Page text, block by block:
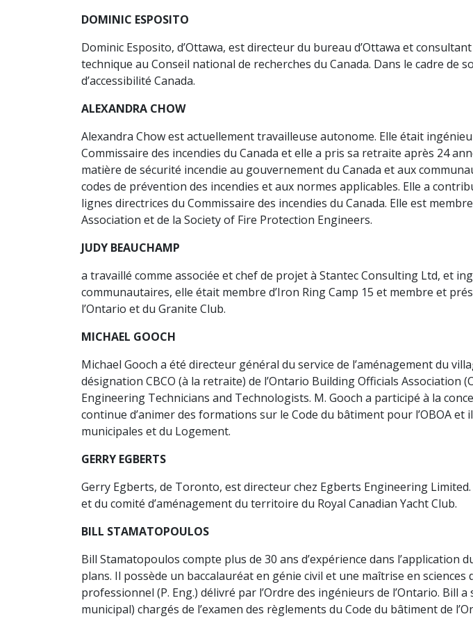
DOMINIC ESPOSITO
Dominic Esposito, d’Ottawa, est directeur du bureau d’Ottawa et
technique au Conseil national de recherches du Canada. Dans le cadre
d’accessibilité Canada.
ALEXANDRA CHOW
Alexandra Chow est actuellement travailleuse autonome. Elle était
Commissaire des incendies du Canada et elle a pris sa retraite après 24
matière de sécurité incendie au gouvernement du Canada et aux
codes de prévention des incendies et aux normes applicables. Elle a
lignes directrices du Commissaire des incendies du Canada. Elle est
Association et de la Society of Fire Protection Engineers.
JUDY BEAUCHAMP
a travaillé comme associée et chef de projet à Stantec Consulting Ltd, et
communautaires, elle était membre d’Iron Ring Camp 15 et membre et
l’Ontario et du Granite Club.
MICHAEL GOOCH
Michael Gooch a été directeur général du service de l’aménagement du
désignation CBCO (à la retraite) de l’Ontario Building Officials Association
Engineering Technicians and Technologists. M. Gooch a participé à la
continue d’animer des formations sur le Code du bâtiment pour l’OBOA
municipales et du Logement.
GERRY EGBERTS
Gerry Egberts, de Toronto, est directeur chez Egberts Engineering
et du comité d’aménagement du territoire du Royal Canadian Yacht Club.
BILL STAMATOPOULOS
Bill Stamatopoulos compte plus de 30 ans d’expérience dans l’application
plans. Il possède un baccalauréat en génie civil et une maîtrise en
professionnel (P. Eng.) délivré par l’Ordre des ingénieurs de l’Ontario.
municipal) chargés de l’examen des règlements du Code du bâtiment de